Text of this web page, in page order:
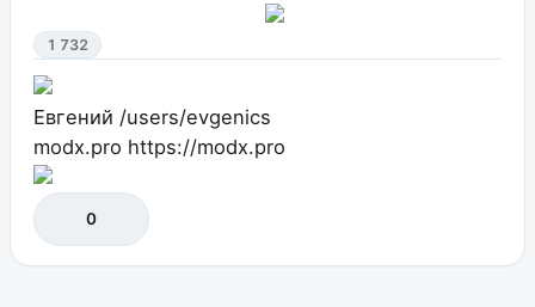
1 732
Евгений /users/evgenics
modx.pro https://modx.pro
0